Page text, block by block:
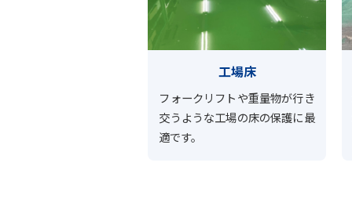
工場床
フォークリフトや重量物が行き
交うような工場の床の保護に最
適です。